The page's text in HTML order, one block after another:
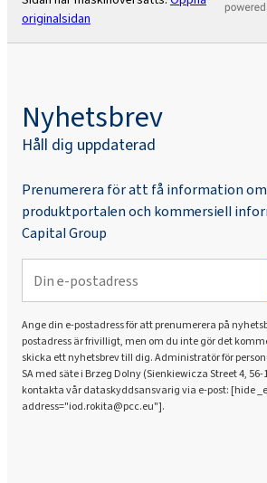
Rokopol® RF2000
Rokopol® V700
Rokopol® iCan 2770
Rokopol® iCan 4100
originalsidan
Nyhetsbrev
Håll dig uppdaterad
Prenumerera för att få information
produktportalen och kommersiell
Capital Group
Ange din e-postadress för att prenumerera på
postadress är frivilligt, men om du inte gör det
skicka ett nyhetsbrev till dig. Administratör för
SA med säte i Brzeg Dolny (Sienkiewicza Street 4,
kontakta vår dataskyddsansvarig via e-post: [hide
address="iod.rokita@pcc.eu"].